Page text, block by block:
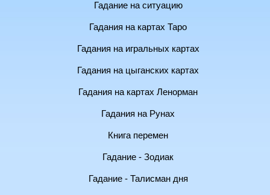
Гадание на ситуацию
Гадания на картах Таро
Гадания на игральных картах
Гадания на цыганских картах
Гадания на картах Ленорман
Гадания на Рунах
Книга перемен
Гадание - Зодиак
Гадание - Талисман дня